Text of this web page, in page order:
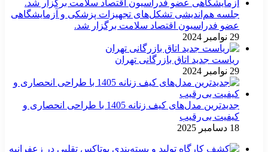
جلسه هم‌اندیشی تشکل‌های تجهیزات پزشکی و آزمایشگاهی
عضو فدراسیون اقتصاد سلامت برگزار شد.
29 نوامبر 2024
ریاست جدید اتاق بازرگانی تهران
29 نوامبر 2024
جدیدترین مدل‌های کیف زنانه 1405 با طراحی انحصاری و
کیفیت بی‌رقیب
18 دسامبر 2025